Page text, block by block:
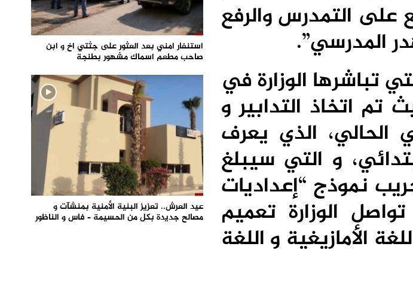
على التمدرس والرفع
المدرسي”.
تباشرها الوزارة في
خارطة الطريق 2022-2026، حيث تم اتخاذ التدابير و
الحالي، الذي يعرف
و التي سيبلغ
تجريب نموذج “إعداديات
إعدادية. كما تواصل الوزارة تعميم
الأمازيغية و اللغة
استنفار امني بعد العثور على جثتي اخ و ابن
صاحب مطعم اسماك مشهور بطنجة
عيد العرش.. تعزيز البنية الأمنية بمنشآت و
مصالح جديدة بكل من الحسيمة – فاس و الناظور